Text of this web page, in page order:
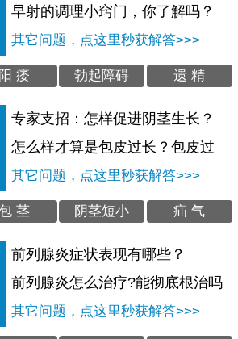
早射的调理小窍门，你了解吗？
其它问题，点这里秒获解答>>>
阳 痿 勃起障碍 遗 精
专家支招：怎样促进阴茎生长？
怎么样才算是包皮过长？包皮过
其它问题，点这里秒获解答>>>
茎 阴茎短小 疝 气
前列腺炎症状表现有哪些？
前列腺炎怎么治疗?能彻底根治吗
其它问题，点这里秒获解答>>>